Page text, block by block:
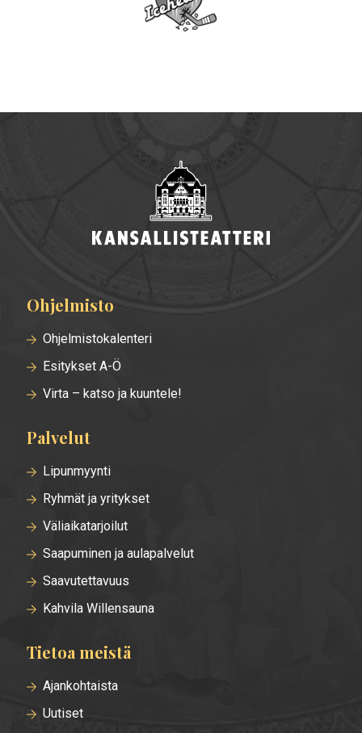
Alatunnisteen
valikko
Ohjelmisto
Ohjelmistokalenteri
Esitykset A-Ö
Virta – katso ja kuuntele!
Palvelut
Lipunmyynti
Ryhmät ja yritykset
Väliaikatarjoilut
Saapuminen ja aulapalvelut
Saavutettavuus
Kahvila Willensauna
Tietoa meistä
Ajankohtaista
Uutiset